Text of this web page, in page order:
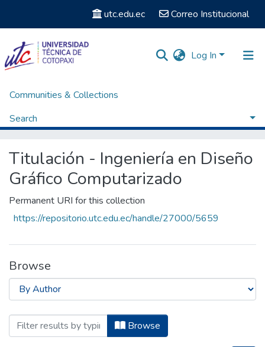
utc.edu.ec Correo Institucional
Log In
Communities & Collections
Search
Home
Titulación - Ingeniería en Diseño Gráfico Computarizado
Browse by Author
Titulación - Ingeniería en Diseño
Gráfico Computarizado
Permanent URI for this collection
https://repositorio.utc.edu.ec/handle/27000/5659
Browse
Browsing Titulación - Ingeniería en
Browse